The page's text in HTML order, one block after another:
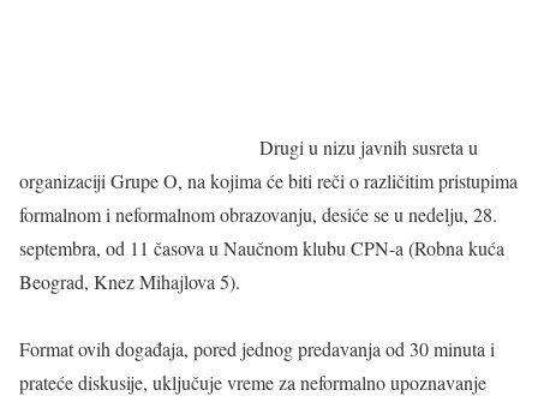
Drugi u nizu javnih susreta u
organizaciji Grupe O, na kojima će biti reči o različitim pristupima
formalnom i neformalnom obrazovanju, desiće se u nedelju, 28.
septembra, od 11 časova u Naučnom klubu CPN-a (Robna kuća
Beograd, Knez Mihajlova 5).
Format ovih događaja, pored jednog predavanja od 30 minuta i
prateće diskusije, uključuje vreme za neformalno upoznavanje